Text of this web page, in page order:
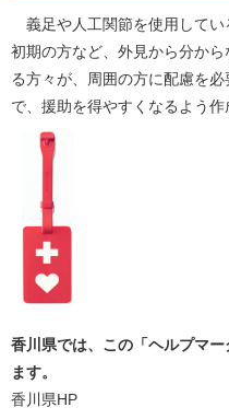
義足や人工関節を使用してい
初期の方など、外見から分か
る方々が、周囲の方に配慮を
で、援助を得やすくなるよう作
香川県では、この「ヘルプマ
ます。
香川県HP